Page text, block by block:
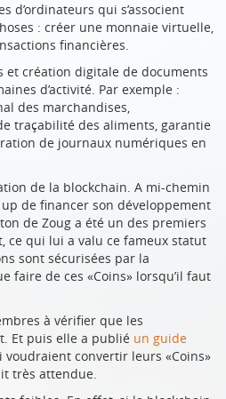
d’ordinateurs qui s’associent
: créer une monnaie virtuelle,
financières.
et création digitale de documents
d’activité. Par exemple :
des marchandises,
traçabilité des aliments, garantie
de journaux numériques en
de la blockchain. A mi-chemin
de financer son développement
de Zoug a été un des premiers
ce qui lui a valu ce fameux statut
sont sécurisées par la
faire de ces «Coins» lorsqu’il faut
à vérifier que les
Et puis elle a publié un guide
convertir leurs «Coins»
très attendue.